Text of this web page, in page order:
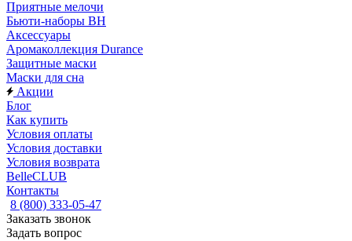
Приятные мелочи
Бьюти-наборы ВН
Аксессуары
Аромаколлекция Durance
Защитные маски
Маски для сна
Акции
Блог
Как купить
Условия оплаты
Условия доставки
Условия возврата
BelleCLUB
Контакты
8 (800) 333-05-47
Заказать звонок
Задать вопрос